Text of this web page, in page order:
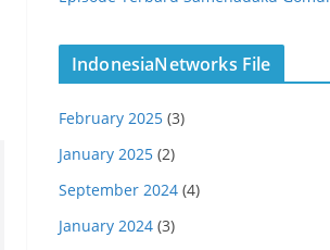
IndonesiaNetworks File
February 2025 (3)
January 2025 (2)
September 2024 (4)
January 2024 (3)